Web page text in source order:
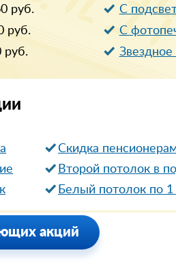
С
руб.
С
руб.
Звездное
руб.
Cкидка
Второй потолок в
Белый потолок по 1
акций